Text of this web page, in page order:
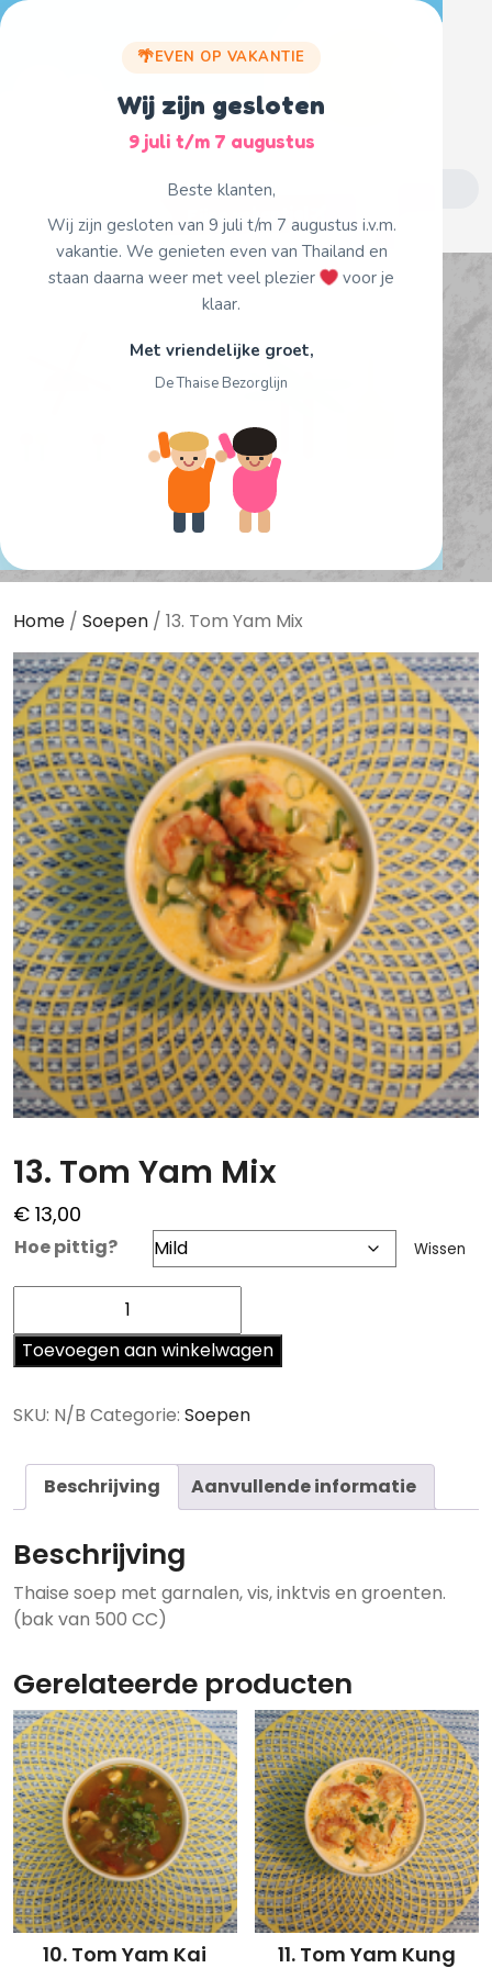
Fijne vakantie!
EVEN OP VAKANTIE
Wij zijn gesloten
9 juli t/m 7 augustus
Beste klanten,
Wij zijn gesloten van 9 juli t/m 7 augustus i.v.m.
vakantie. We genieten even van Thailand en
staan daarna weer met veel plezier
voor je
klaar.
Met vriendelijke groet,
De Thaise Bezorglijn
Skip
for:
Home 13. Tom Yam Mix
Home / Soepen / 13. Tom Yam Mix
13. Tom Yam Mix
€ 13,00
Hoe pittig? Wissen
Yam
aantal
Toevoegen aan winkelwagen
SKU: N/B Categorie: Soepen
Beschrijving Aanvullende informatie
Beschrijving
Thaise soep met garnalen, vis, inktvis en groenten.
(bak van 500 CC)
Gerelateerde producten
10. Tom Yam Kai 11. Tom Yam Kung